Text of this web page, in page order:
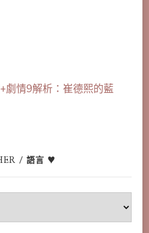
劇情9解析：崔德熙的藍
/ 語言 ♥